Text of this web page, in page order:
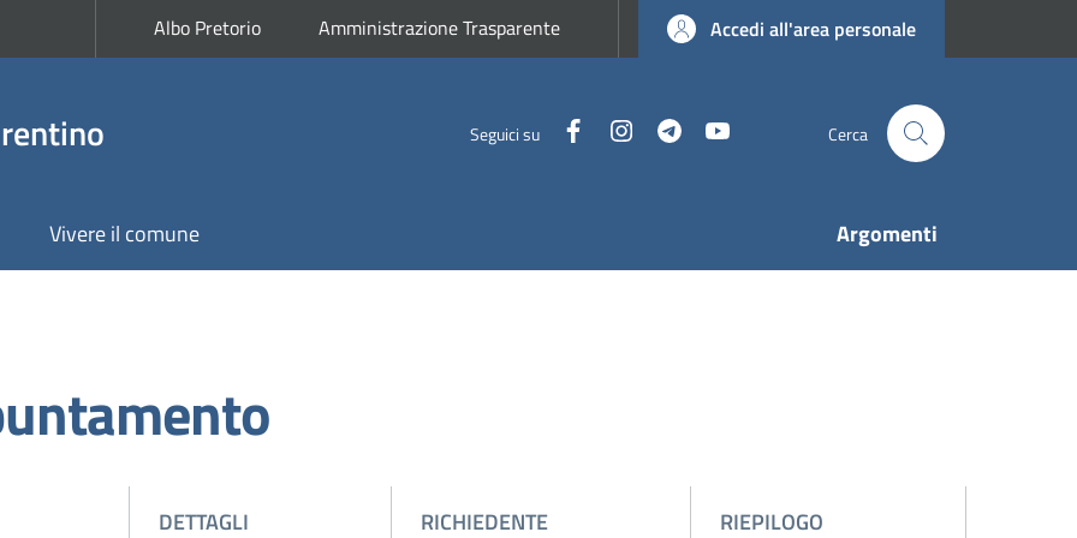
Albo Pretorio Amministrazione Trasparente Accedi all'area personale
Seguici su FacebookInstagramTelegram Cerca
Vivere il comune Argomenti
DETTAGLI RICHIEDENTE RIEPILOGO